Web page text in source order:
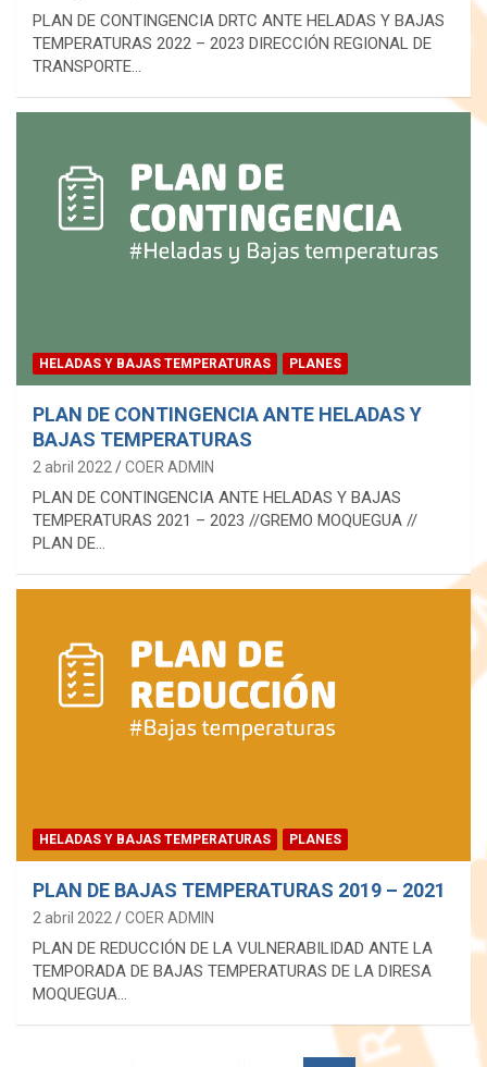
PLAN DE CONTINGENCIA DRTC ANTE HELADAS Y BAJAS
TEMPERATURAS 2022 – 2023 DIRECCIÓN REGIONAL DE
TRANSPORTE…
HELADAS Y BAJAS TEMPERATURAS PLANES
PLAN DE CONTINGENCIA ANTE HELADAS Y
BAJAS TEMPERATURAS
2 abril 2022 COER ADMIN
PLAN DE CONTINGENCIA ANTE HELADAS Y BAJAS
TEMPERATURAS 2021 – 2023 //GREMO MOQUEGUA //
PLAN DE…
HELADAS Y BAJAS TEMPERATURAS PLANES
PLAN DE BAJAS TEMPERATURAS 2019 – 2021
2 abril 2022 COER ADMIN
PLAN DE REDUCCIÓN DE LA VULNERABILIDAD ANTE LA
TEMPORADA DE BAJAS TEMPERATURAS DE LA DIRESA
MOQUEGUA…